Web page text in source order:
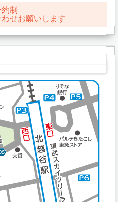
制
せお願いします